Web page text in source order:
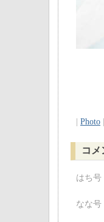
Photo
コメ
はち号
なな号